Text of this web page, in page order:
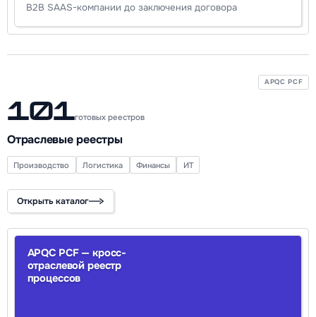
B2B SAAS-компании до заключения договора
APQC PCF
101готовых реестров
Отраслевые реестры
Производство Логистика Финансы ИТ
Открыть каталог
APQC PCF — кросс-
отраслевой реестр
процессов